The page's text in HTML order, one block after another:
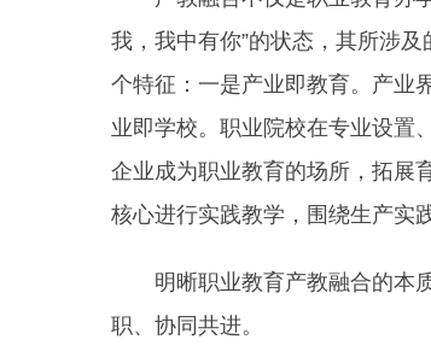
我，我中有你”的状态，其所涉
个特征：一是产业即教育。产业
业即学校。职业院校在专业设置
企业成为职业教育的场所，拓展
核心进行实践教学，围绕生产实
明晰职业教育产教融合的本质
职、协同共进。